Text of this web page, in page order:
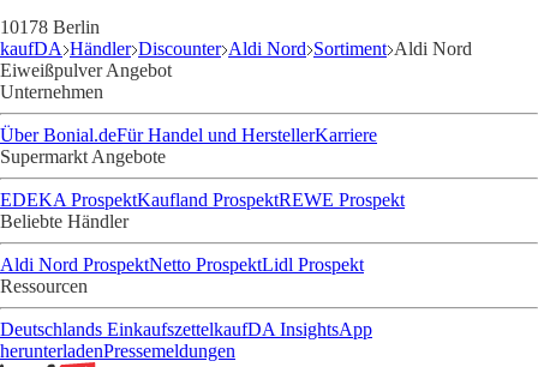
10178 Berlin
kaufDA Händler Discounter Aldi Nord Sortiment Aldi Nord
Eiweißpulver Angebot
Unternehmen
Über Bonial.deFür Handel und HerstellerKarriere
Supermarkt Angebote
EDEKA ProspektKaufland ProspektREWE Prospekt
Beliebte Händler
Aldi Nord ProspektNetto ProspektLidl Prospekt
Ressourcen
Deutschlands EinkaufszettelkaufDA InsightsApp
herunterladenPressemeldungen